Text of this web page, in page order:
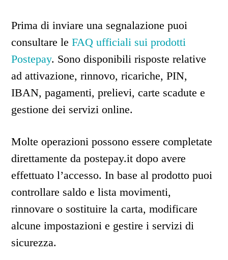
Prima di inviare una segnalazione puoi
consultare leFAQ ufficiali sui prodotti
Postepay. Sono disponibili risposte relative
ad attivazione, rinnovo, ricariche, PIN,
IBAN, pagamenti, prelievi, carte scadute e
gestione dei servizi online.
Molte operazioni possono essere completate
direttamente da postepay.it dopo avere
effettuato l’accesso. In base al prodotto puoi
controllare saldo e lista movimenti,
rinnovare o sostituire la carta, modificare
alcune impostazioni e gestire i servizi di
sicurezza.